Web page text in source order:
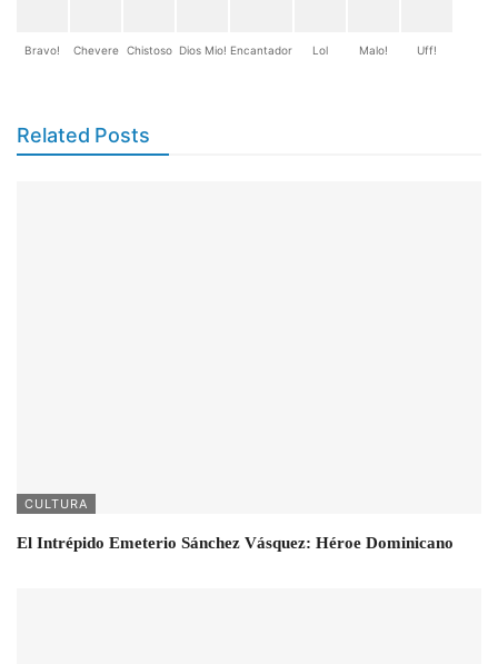
Bravo! Chevere Chistoso Dios Mio! Encantador Lol Malo! Uff!
Related Posts
CULTURA
El Intrépido Emeterio Sánchez Vásquez: Héroe Dominicano